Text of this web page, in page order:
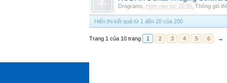
Drograms Hôm nay lúc 10:30 Thông gió
Hiển thị kết quả từ 1 đến 20 của 200
Trang 1 của 10 trang 1 2 3 4 5 6 →